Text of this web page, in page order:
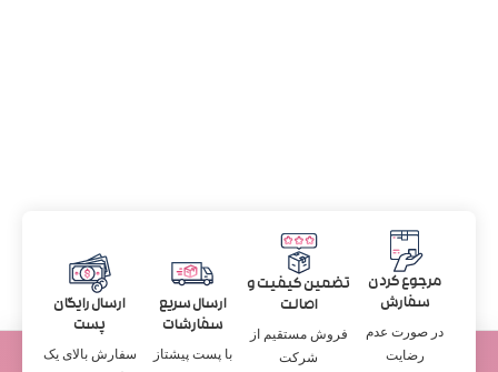
مرجوع کردن
سفارش
در صورت عدم
رضایت
تضمین کیفیت و
اصالت
فروش مستقیم از
شرکت
ارسال سریع
سفارشات
با پست پیشتاز
ارسال رایگان
پست
سفارش بالای یک